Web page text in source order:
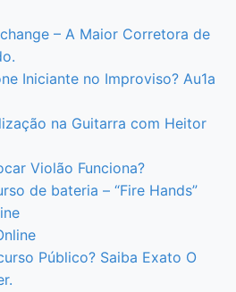
– A Maior Corretora de
Iniciante no Improviso? Au1a
na Guitarra com Heitor
Violão Funciona?
de bateria – “Fire Hands”‎
Público? Saiba Exato O